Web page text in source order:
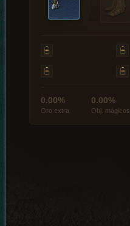
0.00%
Oro extra
0.00%
Obj. mágicos